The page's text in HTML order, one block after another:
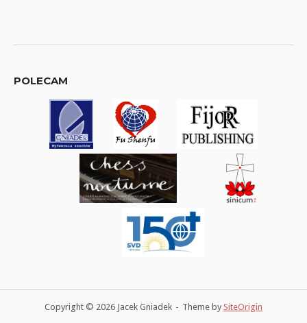
POLECAM
Copyright © 2026 Jacek Gniadek Theme by SiteOrigin